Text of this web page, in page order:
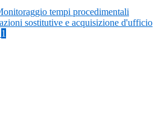
tempi procedimentali
sostitutive e acquisizione d'ufficio
1